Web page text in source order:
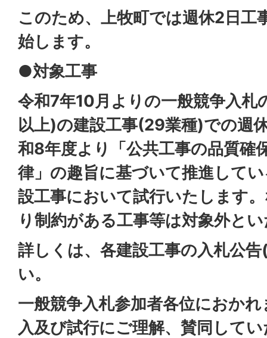
このため、上牧町では週休2日工
始します。
●対象工事
令和7年10月よりの一般競争入
以上)の建設工事(29業種)での週
和8年度より「公共工事の品質確
律」の趣旨に基づいて推進して
設工事において試行いたします
り制約がある工事等は対象外と
詳しくは、各建設工事の入札公
い。
一般競争入札参加者各位におか
入及び試行にご理解、賛同して